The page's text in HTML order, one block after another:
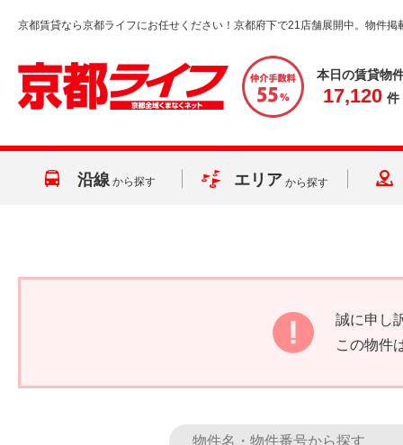
京都賃貸なら京都ライフにお任せください！京都府下で21店舗展開中。物件掲
本日の賃貸物
17,120 件
沿線 から探す エリア から探す
誠に申し
この物件